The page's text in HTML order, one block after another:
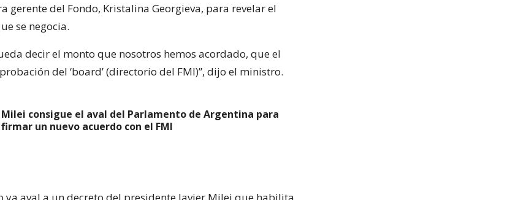
gerente del Fondo, Kristalina Georgieva, para revelar el
se negocia.
decir el monto que nosotros hemos acordado, que el
del ‘board’ (directorio del FMI)”, dijo el ministro.
Milei consigue el aval del Parlamento de Argentina para
firmar un nuevo acuerdo con el FMI
ya aval a un decreto del presidente Javier Milei que habilita